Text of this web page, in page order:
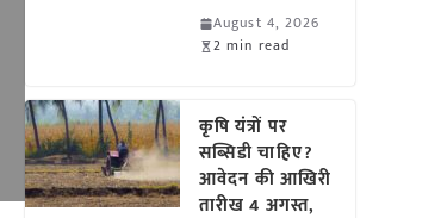
August 4, 2026
2 min read
कृषि यंत्रों पर
सब्सिडी चाहिए?
आवेदन की आखिरी
तारीख 4 अगस्त,